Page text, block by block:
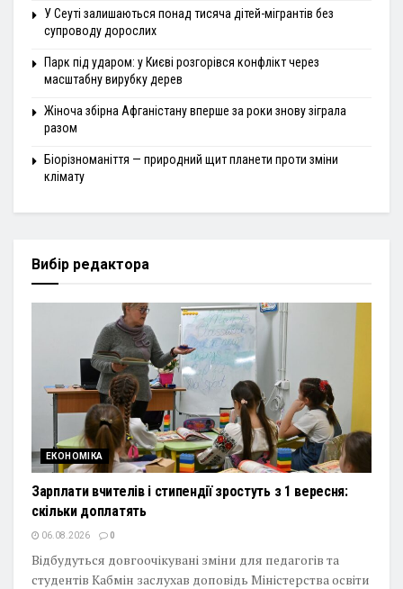
У Сеуті залишаються понад тисяча дітей-мігрантів без
супроводу дорослих
Парк під ударом: у Києві розгорівся конфлікт через
масштабну вирубку дерев
Жіноча збірна Афганістану вперше за роки знову зіграла
разом
Біорізноманіття — природний щит планети проти зміни
клімату
Вибір редактора
ЕКОНОМІКА
Зарплати вчителів і стипендії зростуть з 1 вересня:
скільки доплатять
06.08.2026 0
Відбудуться довгоочікувані зміни для педагогів та
студентів Кабмін заслухав доповідь Міністерства освіти